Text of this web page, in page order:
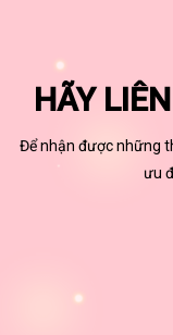
HÃY
Để nhận được những
ưu